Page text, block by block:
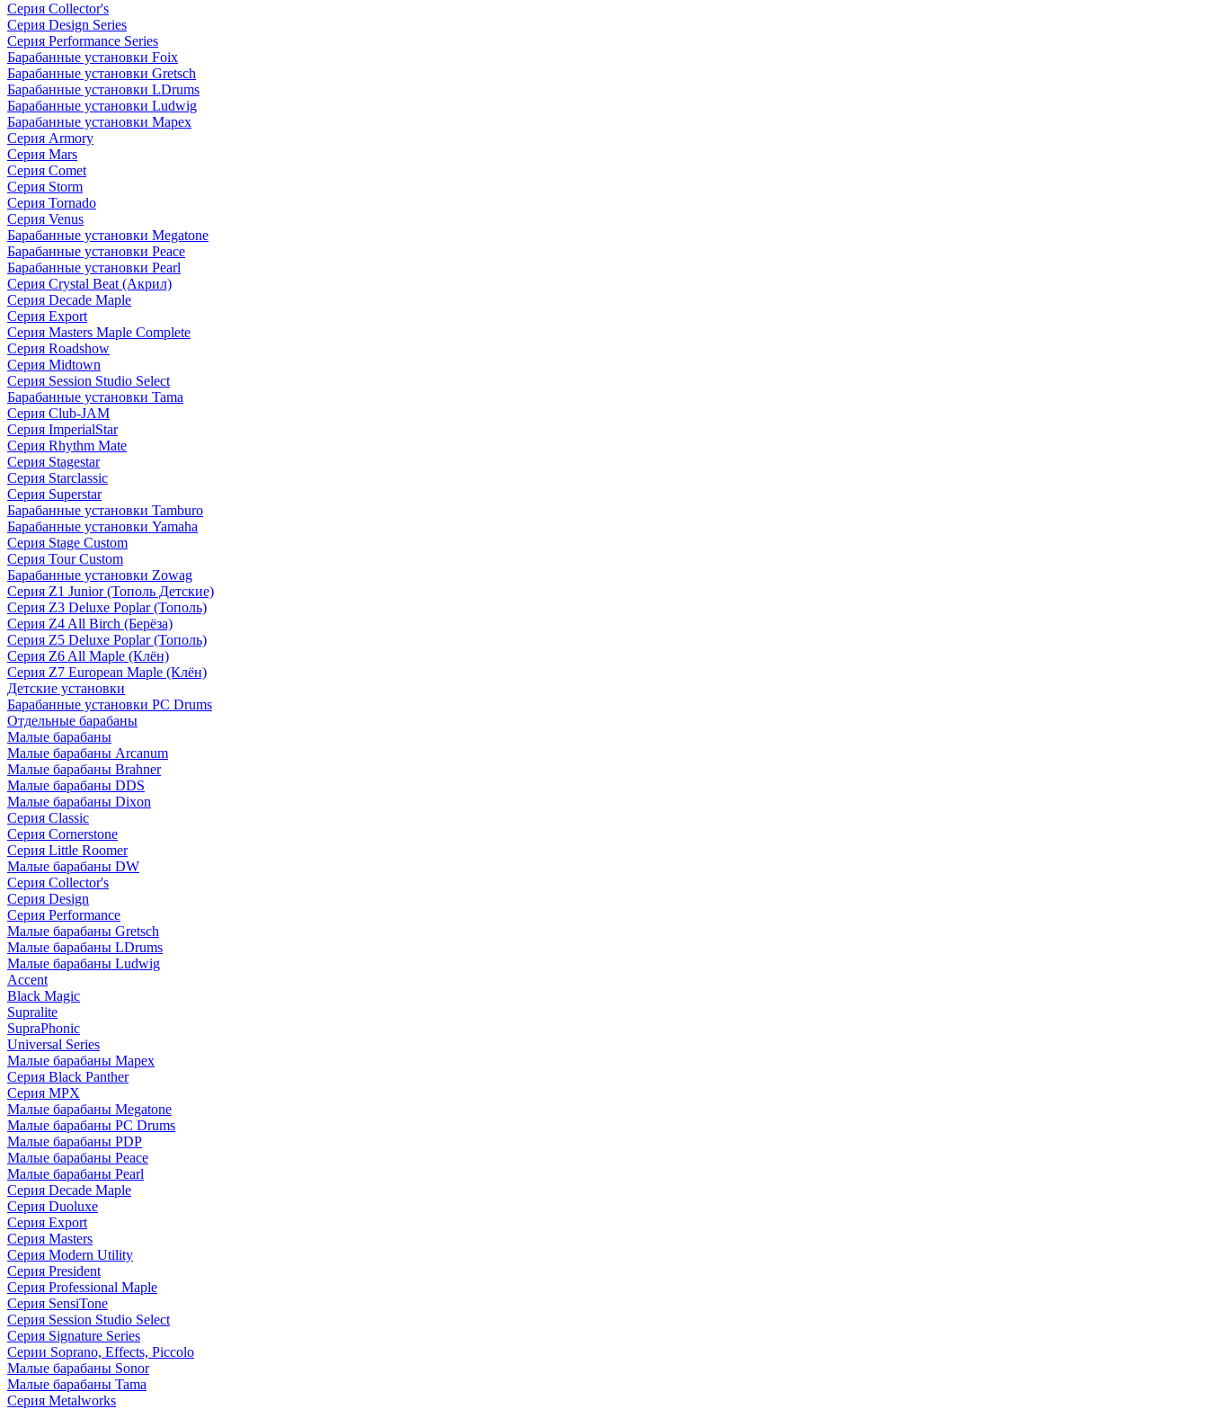
Серия Collector's
Серия Design Series
Серия Performance Series
Барабанные установки Foix
Барабанные установки Gretsch
Барабанные установки LDrums
Барабанные установки Ludwig
Барабанные установки Mapex
Серия Armory
Серия Mars
Серия Comet
Серия Storm
Серия Tornado
Серия Venus
Барабанные установки Megatone
Барабанные установки Peace
Барабанные установки Pearl
Серия Crystal Beat (Акрил)
Серия Decade Maple
Серия Export
Серия Masters Maple Complete
Серия Roadshow
Серия Midtown
Серия Session Studio Select
Барабанные установки Tama
Серия Club-JAM
Серия ImperialStar
Серия Rhythm Mate
Серия Stagestar
Серия Starclassic
Серия Superstar
Барабанные установки Tamburo
Барабанные установки Yamaha
Серия Stage Custom
Серия Tour Custom
Барабанные установки Zowag
Серия Z1 Junior (Тополь Детские)
Серия Z3 Deluxe Poplar (Тополь)
Серия Z4 All Birch (Берёза)
Серия Z5 Deluxe Poplar (Тополь)
Серия Z6 All Maple (Клён)
Серия Z7 European Maple (Клён)
Детские установки
Барабанные установки PC Drums
Отдельные барабаны
Малые барабаны
Малые барабаны Arcanum
Малые барабаны Brahner
Малые барабаны DDS
Малые барабаны Dixon
Серия Classic
Серия Cornerstone
Серия Little Roomer
Малые барабаны DW
Серия Collector's
Серия Design
Серия Performance
Малые барабаны Gretsch
Малые барабаны LDrums
Малые барабаны Ludwig
Accent
Black Magic
Supralite
SupraPhonic
Universal Series
Малые барабаны Mapex
Серия Black Panther
Серия MPX
Малые барабаны Megatone
Малые барабаны PC Drums
Малые барабаны PDP
Малые барабаны Peace
Малые барабаны Pearl
Серия Decade Maple
Серия Duoluxe
Серия Export
Серия Masters
Серия Modern Utility
Серия President
Серия Professional Maple
Серия SensiTone
Серия Session Studio Select
Серия Signature Series
Серии Soprano, Effects, Piccolo
Малые барабаны Sonor
Малые барабаны Tama
Серия Metalworks